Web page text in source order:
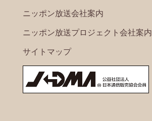
ニッポン放送会社案内
ニッポン放送プロジェクト会社案内
サイトマップ